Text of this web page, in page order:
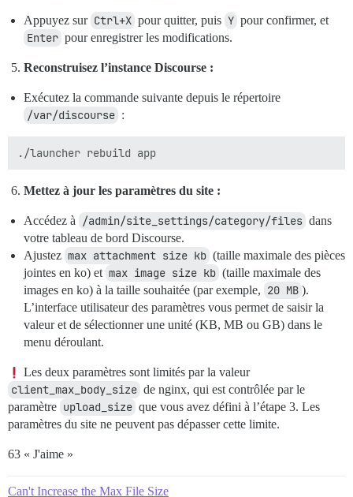
Appuyez sur Ctrl+X pour quitter, puis Y pour confirmer, et
Enter pour enregistrer les modifications.
Reconstruisez l’instance Discourse :
Exécutez la commande suivante depuis le répertoire
/var/discourse :
Mettez à jour les paramètres du site :
Accédez à /admin/site_settings/category/files dans
votre tableau de bord Discourse.
Ajustez max attachment size kb (taille maximale des pièces
jointes en ko) et max image size kb (taille maximale des
images en ko) à la taille souhaitée (par exemple, 20 MB ).
L’interface utilisateur des paramètres vous permet de saisir la
valeur et de sélectionner une unité (KB, MB ou GB) dans le
menu déroulant.
Les deux paramètres sont limités par la valeur
client_max_body_size de nginx, qui est contrôlée par le
paramètre upload_size que vous avez défini à l’étape 3. Les
paramètres du site ne peuvent pas dépasser cette limite.
63 « J'aime »
Can't Increase the Max File Size